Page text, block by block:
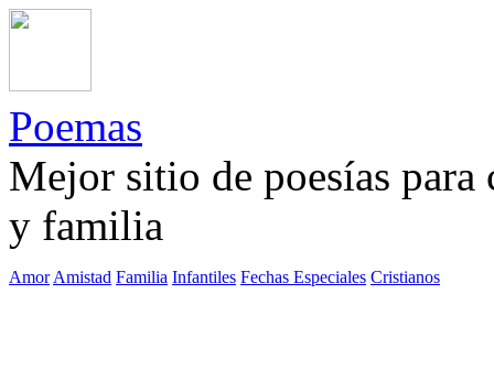
Poemas
Mejor sitio de poesías
y familia
Amor Amistad Familia Infantiles Fechas Especiales Cristianos